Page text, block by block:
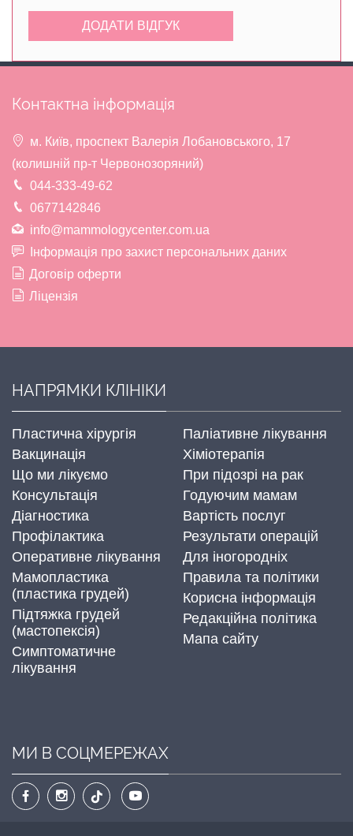
Контактна інформація
м. Київ, проспект Валерія Лобановського, 17
(колишній пр-т Червонозоряний)
044-333-49-62
0677142846
info@mammologycenter.com.ua
Інформація про захист персональних даних
Договір оферти
Ліцензія
НАПРЯМКИ КЛІНІКИ
Пластична хірургія
Вакцинація
Що ми лікуємо
Консультація
Діагностика
Профілактика
Оперативне лікування
Мамопластика
(пластика грудей)
Підтяжка грудей
(мастопексія)
Симптоматичне
лікування
Паліативне лікування
Хіміотерапія
При підозрі на рак
Годуючим мамам
Вартість послуг
Результати операцій
Для іногородніх
Правила та політики
Корисна інформація
Редакційна політика
Мапа сайту
МИ В СОЦМЕРЕЖАХ